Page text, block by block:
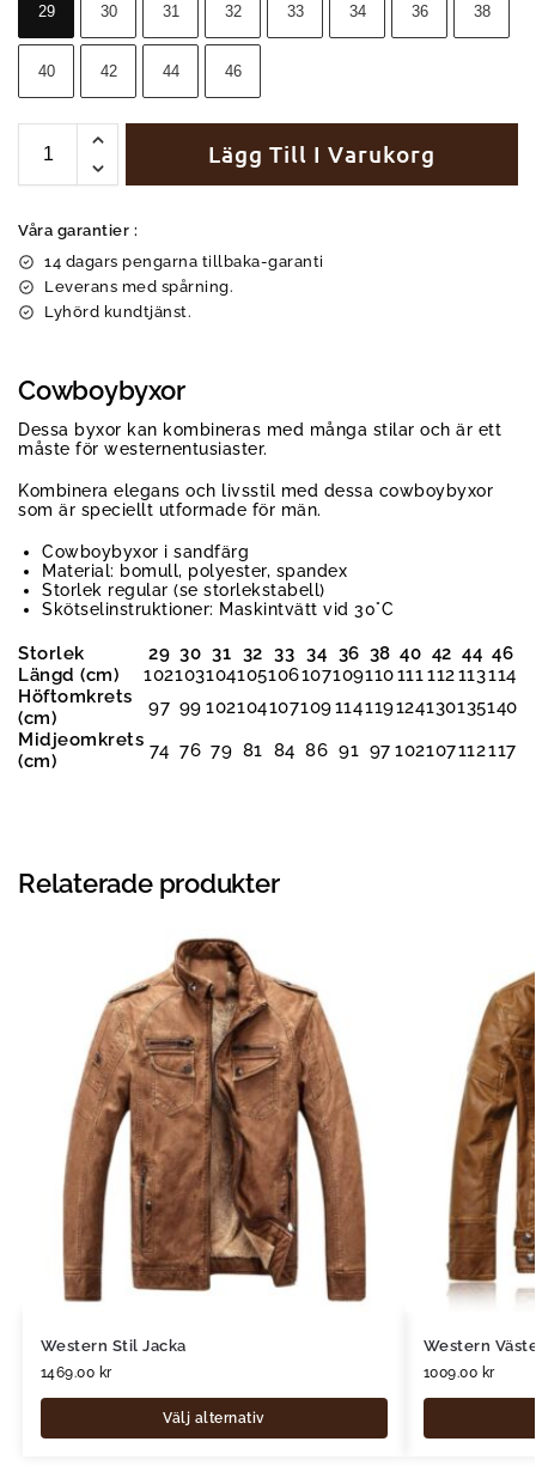
29 30 31 32 33 34 36 38
40 42 44 46
Lägg Till I Varukorg
Våra garantier :
14 dagars pengarna tillbaka-garanti
Leverans med spårning.
Lyhörd kundtjänst.
Cowboybyxor
Dessa byxor kan kombineras med många stilar och är ett
måste för westernentusiaster.
Kombinera elegans och livsstil med dessa cowboybyxor
som är speciellt utformade för män.
Cowboybyxor i sandfärg
Material: bomull, polyester, spandex
Storlek regular (se storlekstabell)
Skötselinstruktioner: Maskintvätt vid 30°C
Storlek 29 30 31 32 33 34 36 38 40 42 44 46
Längd (cm)
102103104105106107109110111112113114
Höftomkrets
(cm)
97 99 102104107109114119124130135140
Midjeomkrets
(cm)
74 76 79 81 84 86 91 97 102107112117
Relaterade produkter
Western Stil Jacka
1469.00 kr
Välj alternativ
Western
1009.00 kr